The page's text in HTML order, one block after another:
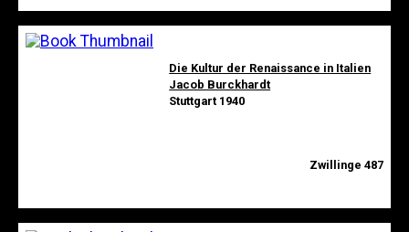
Die Kultur der Renaissance in Italien
Jacob Burckhardt
Stuttgart 1940
Zwillinge 487